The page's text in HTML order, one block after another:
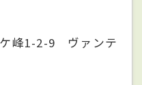
峰1-2-9 ヴァンテ